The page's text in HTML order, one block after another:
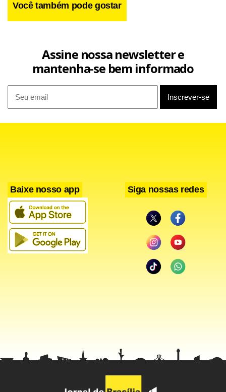
Facebook
WhatsApp
LinkedIn
Twitter
X Telegram
Share
Você também pode gostar
Assine nossa newsletter e
mantenha-se bem informado
Baixe nosso app Siga nossas redes